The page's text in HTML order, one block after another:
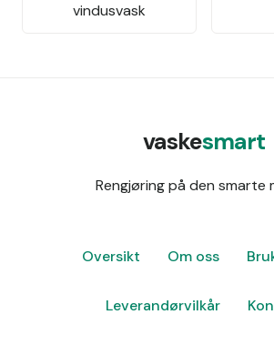
vindusvask
vaskesmart
Rengjøring på den smarte
Oversikt Om oss
Leverandørvilkår